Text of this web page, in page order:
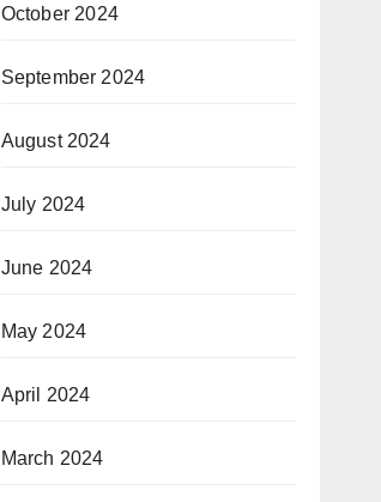
October 2024
September 2024
August 2024
July 2024
June 2024
May 2024
April 2024
March 2024